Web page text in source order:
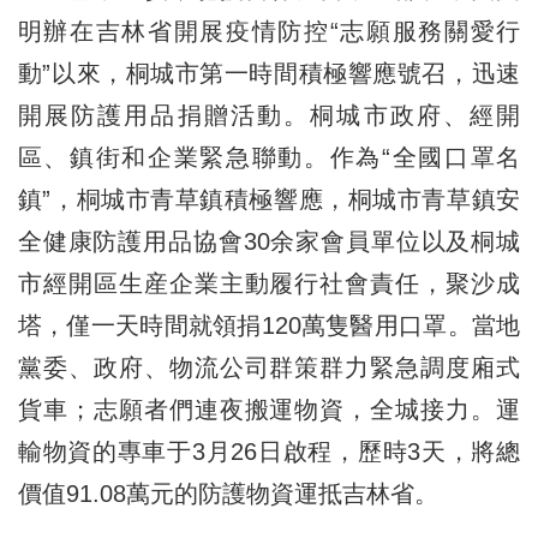
明辦在吉林省開展疫情防控“志願服務關愛行
動”以來，桐城市第一時間積極響應號召，迅速
開展防護用品捐贈活動。桐城市政府、經開
區、鎮街和企業緊急聯動。作為“全國口罩名
鎮”，桐城市青草鎮積極響應，桐城市青草鎮安
全健康防護用品協會30余家會員單位以及桐城
市經開區生産企業主動履行社會責任，聚沙成
塔，僅一天時間就領捐120萬隻醫用口罩。當地
黨委、政府、物流公司群策群力緊急調度廂式
貨車；志願者們連夜搬運物資，全城接力。運
輸物資的專車于3月26日啟程，歷時3天，將總
價值91.08萬元的防護物資運抵吉林省。